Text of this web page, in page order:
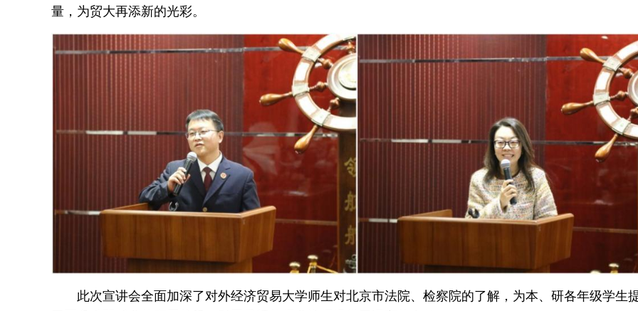
量，为贸大再添新的光彩。
此次宣讲会全面加深了对外经济贸易大学师生对北京市法院、检察院的了解，为本、研各年级学生